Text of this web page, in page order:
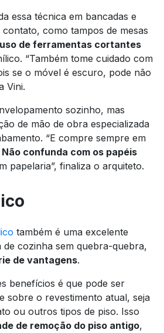
essa técnica em bancadas e
como tampos de mesas
uso de ferramentas cortantes
“Também tome cuidado com
se o móvel é escuro, pode não
Vini.
sozinho, mas
de mão de obra especializada
“E compre sempre em
Não confunda com os papéis
papelaria”, finaliza o arquiteto.
também é uma excelente
cozinha sem quebra-quebra,
de vantagens.
benefícios é que pode ser
sobre o revestimento atual, seja
ou outros tipos de piso. Isso
de remoção do piso antigo,